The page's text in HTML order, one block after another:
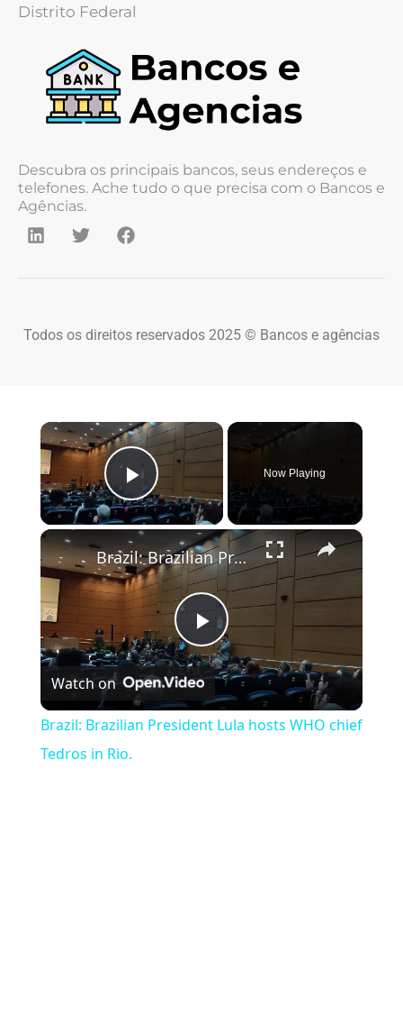
Distrito Federal
Descubra os principais bancos, seus endereços e
telefones. Ache tudo o que precisa com o Bancos e
Agências.
Todos os direitos reservados 2025 © Bancos e agências
×
Play Video
Now Playing
×
Play Video
Brazil: Brazilian President Lula hosts WHO chief Tedros in Rio.
Watch on
Brazil: Brazilian President Lula hosts WHO chief
Tedros in Rio.